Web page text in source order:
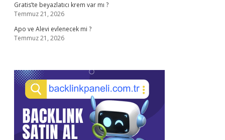
Gratis’te beyazlatıcı krem var mı ?
Temmuz 21, 2026
Apo ve Alevi evlenecek mi ?
Temmuz 21, 2026